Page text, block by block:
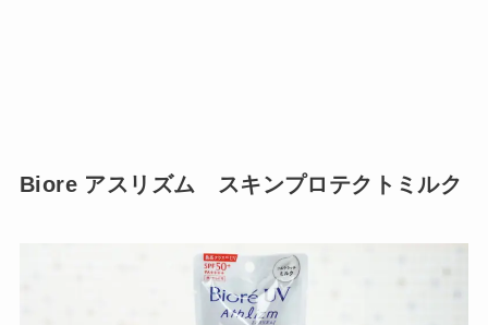
Biore アスリズム スキンプロテクトミルク